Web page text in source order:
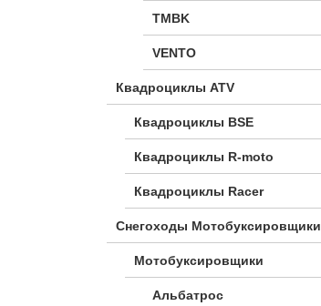
TMBK
VENTO
Квадроциклы ATV
Квадроциклы BSE
Квадроциклы R-moto
Квадроциклы Racer
Снегоходы Мотобуксировщики
Мотобуксировщики
Альбатрос